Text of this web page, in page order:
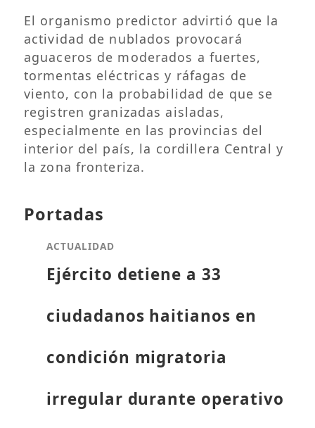
El organismo predictor advirtió que la
actividad de nublados provocará
aguaceros de moderados a fuertes,
tormentas eléctricas y ráfagas de
viento, con la probabilidad de que se
registren granizadas aisladas,
especialmente en las provincias del
interior del país, la cordillera Central y
la zona fronteriza.
Portadas
ACTUALIDAD
Ejército detiene a 33
ciudadanos haitianos en
condición migratoria
irregular durante operativo